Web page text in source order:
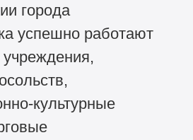
города
успешно работают
учреждения,
культурные